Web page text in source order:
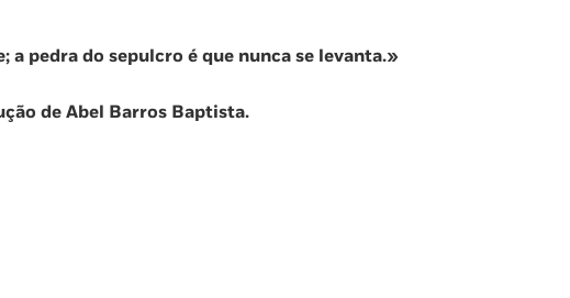
a pedra do sepulcro é que nunca se levanta.»
de Abel Barros Baptista.